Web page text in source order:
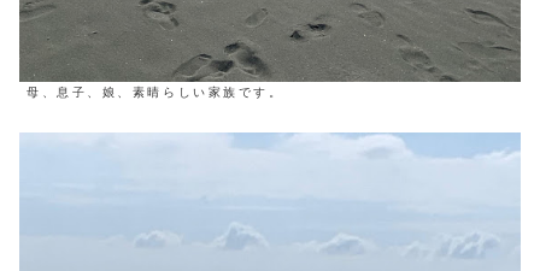
母、息子、娘、素晴らしい家族です。